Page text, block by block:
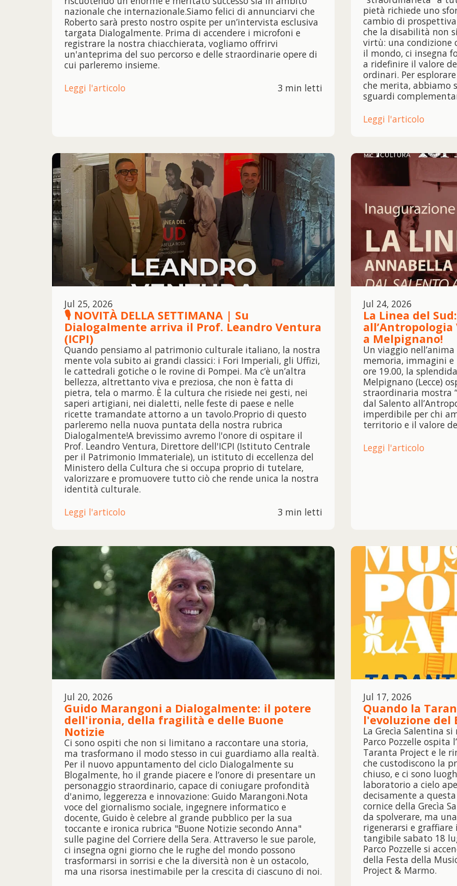
nazionale che internazionale.Siamo felici di annunciarvi che
Roberto sarà presto nostro ospite per un’intervista esclusiva
targata Dialogalmente. Prima di accendere i microfoni e
registrare la nostra chiacchierata, vogliamo offrirvi
un'anteprima del suo percorso e delle straordinarie opere di
cui parleremo insieme.
Leggi l'articolo
3 min letti
pietà richiede uno
cambio di
che la disabilità non
virtù: una condizione
il mondo, ci insegna
a ridefinire il valore
ordinari. Per
che merita, abbiamo
sguardi
Leggi l'articolo
Jul 25, 2026
🎙️ NOVITÀ DELLA SETTIMANA | Su
Dialogalmente arriva il Prof. Leandro Ventura
(ICPI)
Quando pensiamo al patrimonio culturale italiano, la nostra
mente vola subito ai grandi classici: i Fori Imperiali, gli Uffizi,
le cattedrali gotiche o le rovine di Pompei. Ma c’è un’altra
bellezza, altrettanto viva e preziosa, che non è fatta di
pietra, tela o marmo. È la cultura che risiede nei gesti, nei
saperi artigiani, nei dialetti, nelle feste di paese e nelle
ricette tramandate attorno a un tavolo.Proprio di questo
parleremo nella nuova puntata della nostra rubrica
Dialogalmente!A brevissimo avremo l'onore di ospitare il
Prof. Leandro Ventura, Direttore dell'ICPI (Istituto Centrale
per il Patrimonio Immateriale), un istituto di eccellenza del
Ministero della Cultura che si occupa proprio di tutelare,
valorizzare e promuovere tutto ciò che rende unica la nostra
identità culturale.
Leggi l'articolo
3 min letti
Jul 24, 2026
La Linea del
a Melpignano!
Un viaggio
memoria, immagini
ore 19.00, la
Melpignano (Lecce)
straordinaria mostra
dal Salento
imperdibile per chi
territorio e il valore
Leggi l'articolo
Jul 20, 2026
Guido Marangoni a Dialogalmente: il potere
dell'ironia, della fragilità e delle Buone
Notizie
Ci sono ospiti che non si limitano a raccontare una storia,
ma trasformano il modo stesso in cui guardiamo alla realtà.
Per il nuovo appuntamento del ciclo Dialogalmente su
Blogalmente, ho il grande piacere e l’onore di presentare un
personaggio straordinario, capace di coniugare profondità
d'animo, leggerezza e innovazione: Guido Marangoni.Nota
voce del giornalismo sociale, ingegnere informatico e
docente, Guido è celebre al grande pubblico per la sua
toccante e ironica rubrica "Buone Notizie secondo Anna"
sulle pagine del Corriere della Sera. Attraverso le sue parole,
ci insegna ogni giorno che le rughe del mondo possono
trasformarsi in sorrisi e che la diversità non è un ostacolo,
ma una risorsa inestimabile per la crescita di ciascuno di noi.
Jul 17, 2026
Quando la
l'evoluzione del
La Grecìa Salentina
Parco Pozzelle
Taranta Project e le
che custodiscono la
chiuso, e ci sono
laboratorio a cielo
decisamente a
cornice della Grecìa
da spolverare, ma
rigenerarsi e
tangibile sabato 18
Parco Pozzelle si
della Festa della
Project & Marmo.